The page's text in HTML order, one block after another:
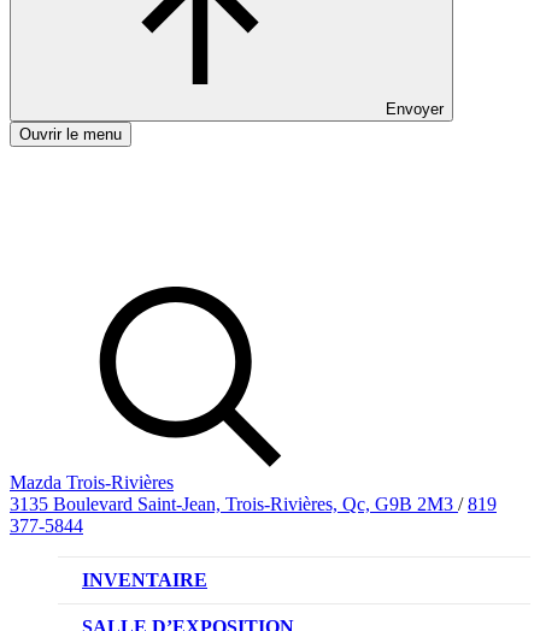
Envoyer
Ouvrir le menu
Mazda Trois-Rivières
3135 Boulevard Saint-Jean, Trois-Rivières, Qc, G9B 2M3 / 819
377-5844
INVENTAIRE
VÉHICULES NEUFS
SALLE D’EXPOSITION